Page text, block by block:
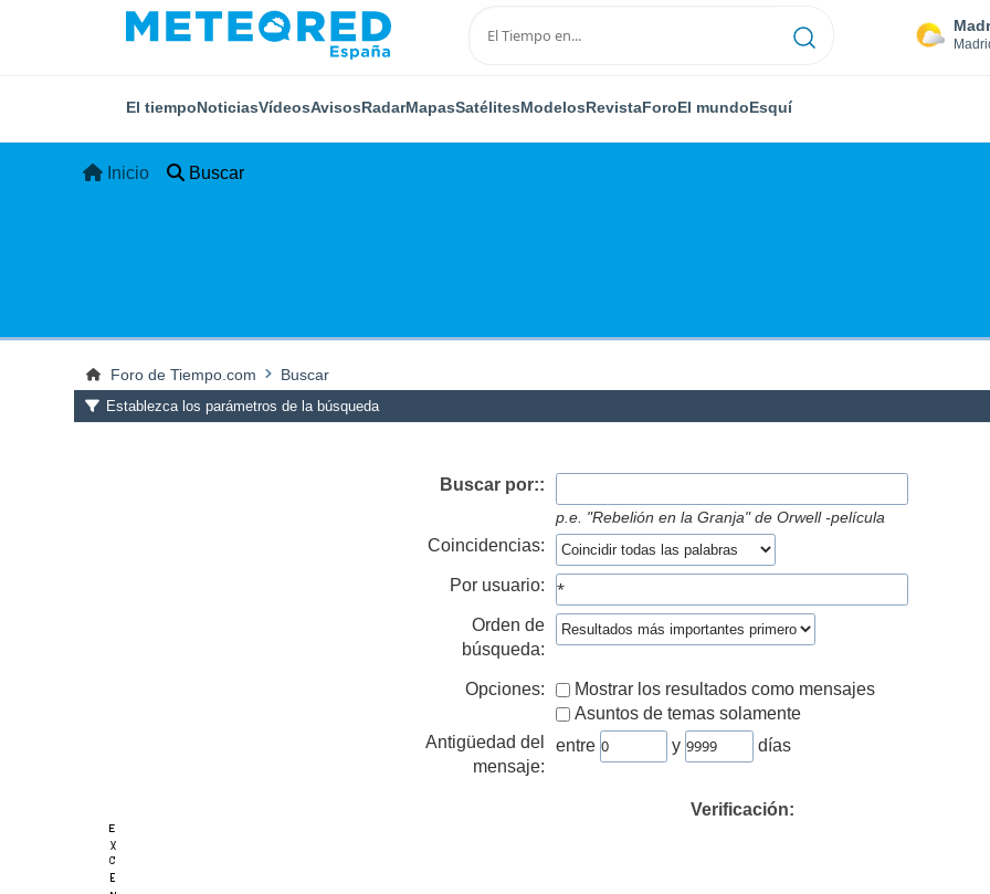
El tiempoNoticiasVídeosAvisosRadarMapasSatélitesModelosRevistaForoEl mundoEsquí
Inicio Buscar
Foro de Tiempo.com Buscar
Establezca los parámetros de la búsqueda
Buscar por::
p.e. "Rebelión en la Granja" de Orwell -película
Coincidencias:
Por usuario:
Orden de
búsqueda:
Opciones:
Mostrar los resultados como mensajes
Asuntos de temas solamente
Antigüedad del
mensaje:
entre y días
Verificación: